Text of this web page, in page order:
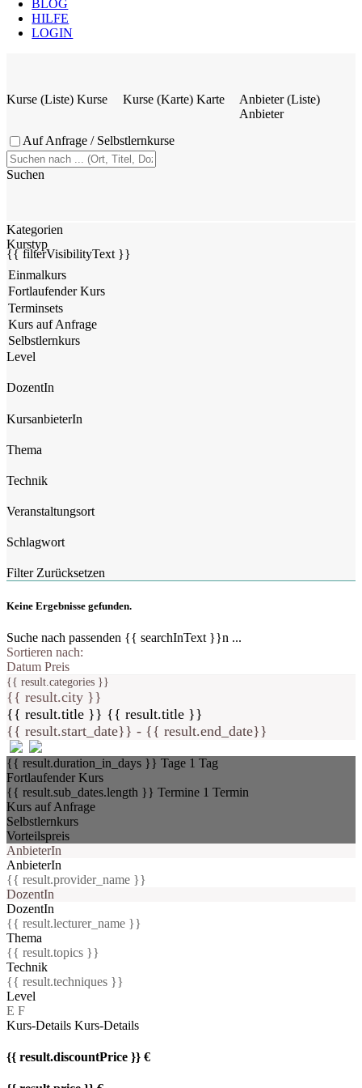
BLOG
HILFE
LOGIN
Kurse (Liste) Kurse Kurse (Karte) Karte
Anbieter (Liste)
Anbieter
Auf Anfrage / Selbstlernkurse
Suchen
{{ filterVisibilityText }}
Kategorien
Kurstyp
Level
DozentIn
KursanbieterIn
Thema
Technik
Veranstaltungsort
Schlagwort
Filter Zurücksetzen
Keine Ergebnisse gefunden.
Suche nach passenden {{ searchInText }}n ...
Sortieren nach:
Datum Preis
{{ result.categories }}
{{ result.city }}
{{ result.title }} {{ result.title }}
{{ result.start_date}} - {{ result.end_date}}
{{ result.duration_in_days }} Tage 1 Tag
Fortlaufender Kurs
{{ result.sub_dates.length }} Termine 1 Termin
Kurs auf Anfrage
Selbstlernkurs
Vorteilspreis
AnbieterIn
AnbieterIn
{{ result.provider_name }}
DozentIn
DozentIn
{{ result.lecturer_name }}
Thema
{{ result.topics }}
Technik
{{ result.techniques }}
Level
E F
Kurs-Details Kurs-Details
{{ result.discountPrice }} €